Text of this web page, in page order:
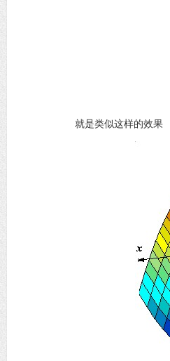
就是类似这样的效果